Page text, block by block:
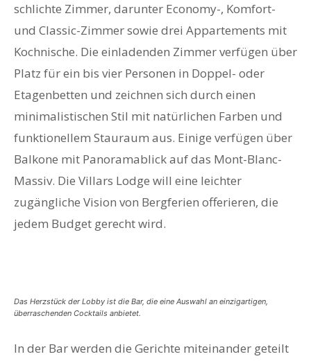
schlichte Zimmer, darunter Economy-, Komfort-
und Classic-Zimmer sowie drei Appartements mit
Kochnische. Die einladenden Zimmer verfügen über
Platz für ein bis vier Personen in Doppel- oder
Etagenbetten und zeichnen sich durch einen
minimalistischen Stil mit natürlichen Farben und
funktionellem Stauraum aus. Einige verfügen über
Balkone mit Panoramablick auf das Mont-Blanc-
Massiv. Die Villars Lodge will eine leichter
zugängliche Vision von Bergferien offerieren, die
jedem Budget gerecht wird.
Das Herzstück der Lobby ist die Bar, die eine Auswahl an einzigartigen,
überraschenden Cocktails anbietet.
In der Bar werden die Gerichte miteinander geteilt